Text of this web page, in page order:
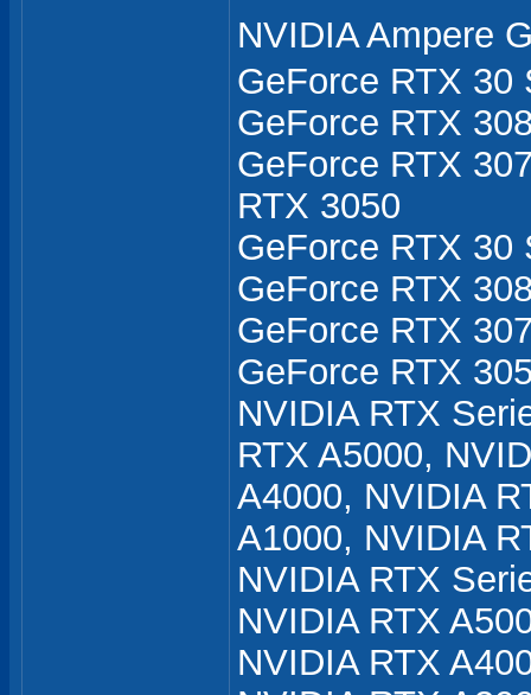
NVIDIA Ampere
GeForce RTX 30
GeForce RTX
GeForce RTX
RTX 3050
GeForce RTX 30
GeForce RTX
GeForce RTX
GeForce RTX
NVIDIA RTX
RTX A5000,
A4000, NVIDIA
A1000, NVIDIA
NVIDIA RTX
NVIDIA RTX
NVIDIA RTX